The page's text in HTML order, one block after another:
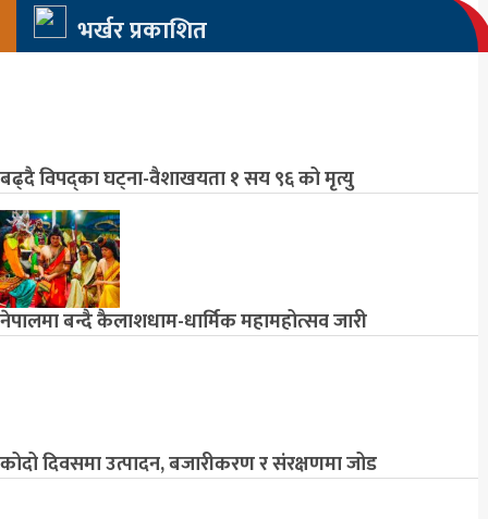
भर्खर प्रकाशित
बढ्दै विपद्का घट्ना-वैशाखयता १ सय ९६ को मृत्यु
नेपालमा बन्दै कैलाशधाम-धार्मिक महामहोत्सव जारी
कोदो दिवसमा उत्पादन, बजारीकरण र संरक्षणमा जोड